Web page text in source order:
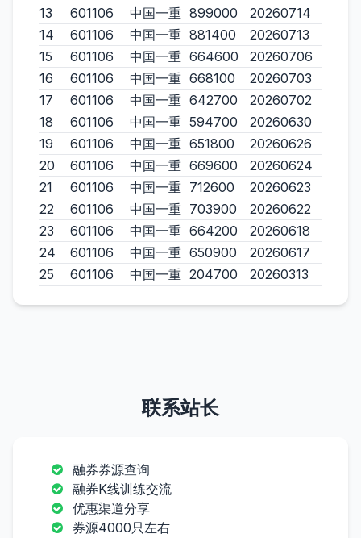
13
601106 中国一重 899000
20260714
14
601106 中国一重 881400
20260713
15
601106 中国一重 664600
20260706
16
601106 中国一重 668100
20260703
17
601106 中国一重 642700
20260702
18
601106 中国一重 594700
20260630
19
601106 中国一重 651800
20260626
20
601106 中国一重 669600
20260624
21
601106 中国一重 712600
20260623
22
601106 中国一重 703900
20260622
23
601106 中国一重 664200
20260618
24
601106 中国一重 650900
20260617
25
601106 中国一重 204700 20260313
联系站长
融券券源查询
融券K线训练交流
优惠渠道分享
券源4000只左右